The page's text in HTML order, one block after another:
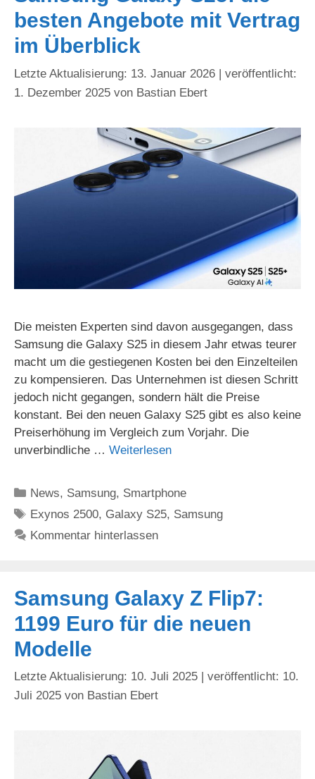
besten Angebote mit Vertrag
im Überblick
13. Januar 2026
1. Dezember 2025 von Bastian Ebert
Die meisten Experten sind davon ausgegangen, dass
Samsung die Galaxy S25 in diesem Jahr etwas teurer
macht um die gestiegenen Kosten bei den Einzelteilen
zu kompensieren. Das Unternehmen ist diesen Schritt
jedoch nicht gegangen, sondern hält die Preise
konstant. Bei den neuen Galaxy S25 gibt es also keine
Preiserhöhung im Vergleich zum Vorjahr. Die
unverbindliche … Weiterlesen
Kategorien
News, Samsung, Smartphone
Schlagwörter
Exynos 2500, Galaxy S25, Samsung
Kommentar hinterlassen
Samsung Galaxy Z Flip7:
1199 Euro für die neuen
Modelle
10. Juli 2025
10.
Juli 2025 von Bastian Ebert